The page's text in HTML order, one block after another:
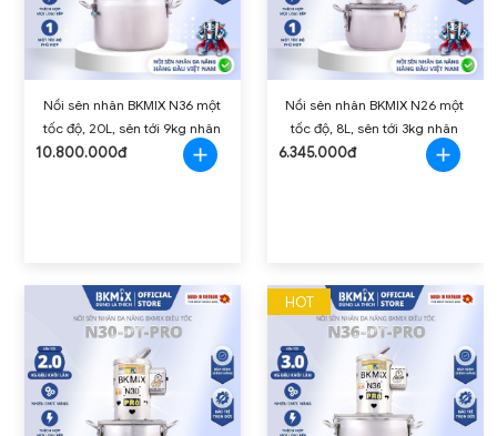
Nồi sên nhân BKMIX N36 một
tốc độ, 20L, sên tới 9kg nhân
10.800.000đ
Nồi sên nhân BKMIX N26 một
tốc độ, 8L, sên tới 3kg nhân
6.345.000đ
HOT